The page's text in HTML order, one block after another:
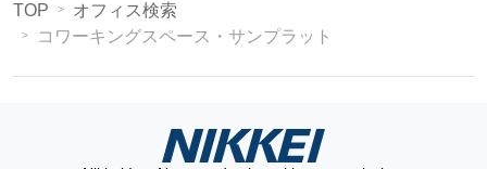
TOP
オフィス検索
コワーキングスペース・サンプラット